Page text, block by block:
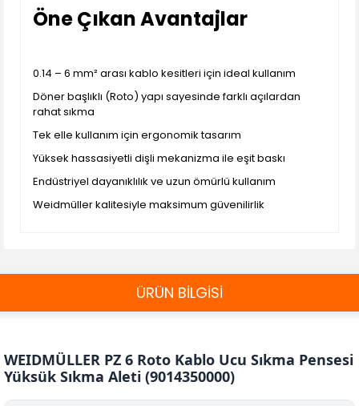
Öne Çıkan Avantajlar
0.14 – 6 mm² arası kablo kesitleri için ideal kullanım
Döner başlıklı (Roto) yapı sayesinde farklı açılardan
rahat sıkma
Tek elle kullanım için ergonomik tasarım
Yüksek hassasiyetli dişli mekanizma ile eşit baskı
Endüstriyel dayanıklılık ve uzun ömürlü kullanım
Weidmüller kalitesiyle maksimum güvenilirlik
ÜRÜN BİLGİSİ
WEIDMÜLLER PZ 6 Roto Kablo Ucu Sıkma Pensesi
Yüksük Sıkma Aleti (9014350000)